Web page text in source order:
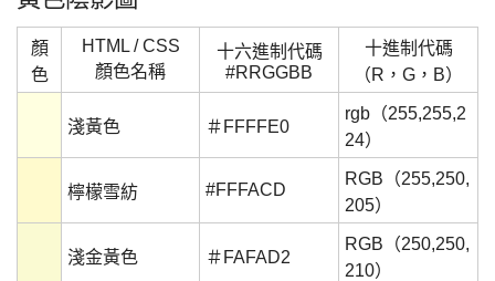
顏
色
HTML / CSS
顏色名稱
十六進制代碼
#RRGGBB
十進制代碼
（R，G，B）
淺黃色 ＃FFFFE0
rgb（255,255,2
24）
檸檬雪紡 #FFFACD
RGB（255,250,
205）
淺金黃色 ＃FAFAD2
RGB（250,250,
210）